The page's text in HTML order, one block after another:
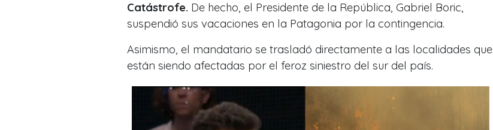
Catástrofe. De hecho, el Presidente de la República, Gabriel Boric,
suspendió sus vacaciones en la Patagonia por la contingencia.
Asimismo, el mandatario se trasladó directamente a las localidades que
están siendo afectadas por el feroz siniestro del sur del país.